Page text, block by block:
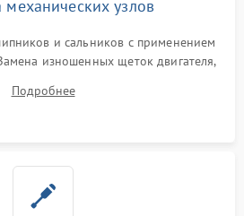
узлов
и сальников с применением
изношенных щеток двигателя,
резиновой манжеты.
Подробнее